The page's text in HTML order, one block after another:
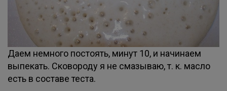
Даем немного постоять, минут 10, и начинаем
выпекать. Сковороду я не смазываю, т. к. масло
есть в составе теста.